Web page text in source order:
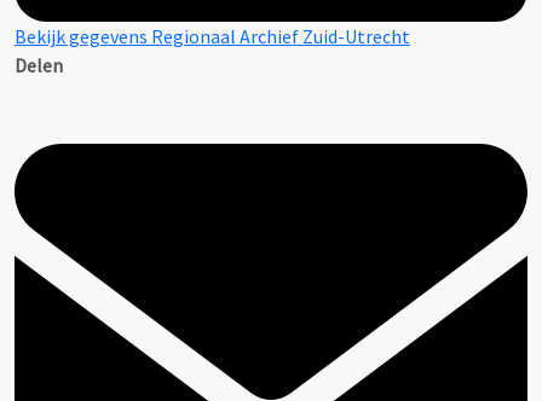
Bekijk gegevens Regionaal Archief Zuid-Utrecht
Delen